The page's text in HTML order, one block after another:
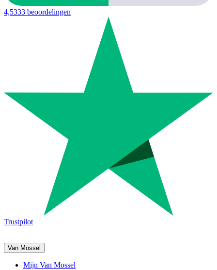
4,5333 beoordelingen
Trustpilot
Van Mossel
Mijn Van Mossel